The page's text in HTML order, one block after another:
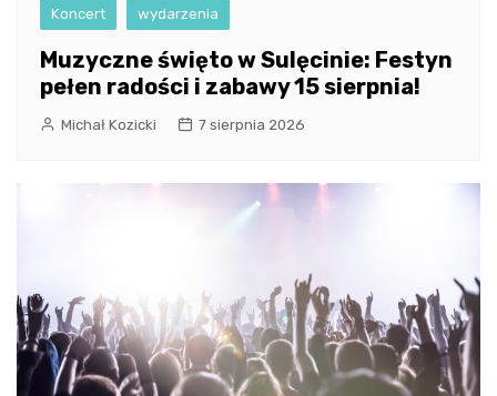
Koncert wydarzenia
Muzyczne święto w Sulęcinie: Festyn
pełen radości i zabawy 15 sierpnia!
Michał Kozicki 7 sierpnia 2026